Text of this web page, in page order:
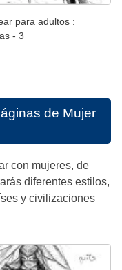
para adultos :
- 3
de Mujer
con mujeres, de
diferentes estilos,
y civilizaciones